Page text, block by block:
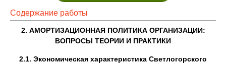
Содержание работы
2. АМОРТИЗАЦИОННАЯ ПОЛИТИКА ОРГАНИЗАЦИИ:
ВОПРОСЫ ТЕОРИИ И ПРАКТИКИ
2.1. Экономическая характеристика Светлогорского